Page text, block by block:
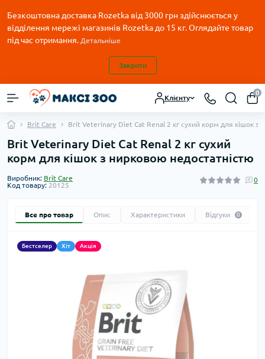
Безкоштовна доставка Rozetka від 3000 грн здійснюється у
відділення мережі магазинів Rozetka до 15 кг. Оглядайте товар
під час отримання. Детальніше
Закрити
Клієнту
0
Brit Care Brit Veterinary Diet Cat Renal 2 кг сухий корм для кішок з
Brit Veterinary Diet Cat Renal 2 кг сухий
корм для кішок з нирковою недостатністю
Виробник: Brit Care
Код товару: 20125
0
Все про товар Опис Характеристики Відгуки 0
Бестселер Хіт Акція